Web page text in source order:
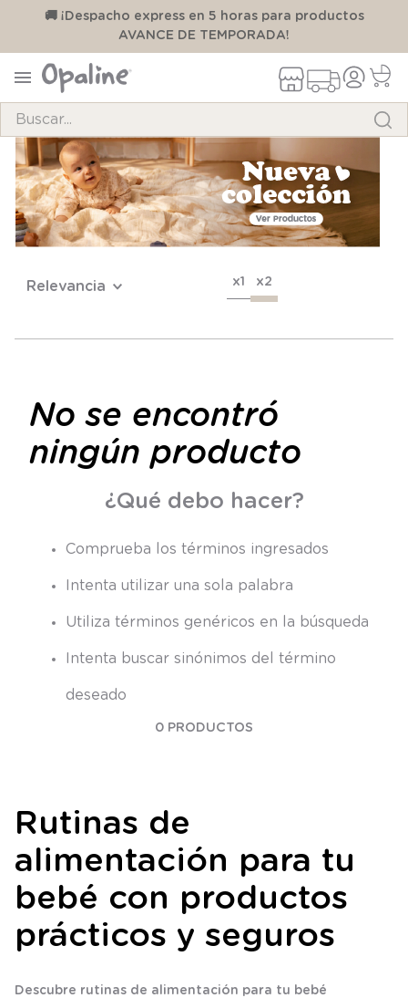
🚚 ¡Despacho express en 5 horas para productos
AVANCE DE TEMPORADA!
Relevancia x1 x2
No se encontró
ningún producto
¿Qué debo hacer?
Comprueba los términos ingresados
Intenta utilizar una sola palabra
Utiliza términos genéricos en la búsqueda
Intenta buscar sinónimos del término
deseado
0 PRODUCTOS
Rutinas de
alimentación para tu
bebé con productos
prácticos y seguros
Descubre rutinas de alimentación para tu bebé
TÉRMINOS MÁS BUSCADOS
1.
pijama
2.
calcetines
8
saco
9 .
saco dormir